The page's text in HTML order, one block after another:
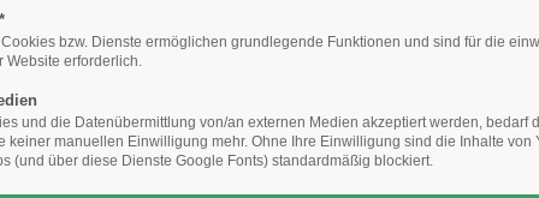
Mon - Fri 8:00am - 5:00pm
(GMT +1)
Baumpfleger finden Die Qualität macht´s: Geprüfter
bzw. Dienste ermöglichen grundlegende Funktionen und sind für die
Website erforderlich.
und die Datenübermittlung von/an externen Medien akzeptiert werden, bedarf
keiner manuellen Einwilligung mehr. Ohne Ihre Einwilligung sind die Inhalte von
(und über diese Dienste Google Fonts) standardmäßig blockiert.